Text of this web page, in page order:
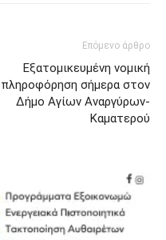
Επόμενο άρθρο
Εξατομικευμένη νομική
πληροφόρηση σήμερα στον
Δήμο Αγίων Αναργύρων-
Καματερού